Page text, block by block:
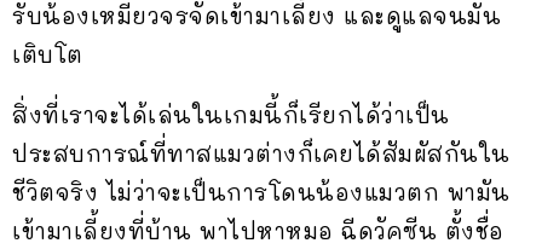
รับน้องเหมียวจรจัดเข้ามาเลี้ยง และดูแลจนมัน
เติบโต
สิ่งที่เราจะได้เล่นในเกมนี้ก็เรียกได้ว่าเป็น
ประสบการณ์ที่ทาสแมวต่างก็เคยได้สัมผัสกันใน
ชีวิตจริง ไม่ว่าจะเป็นการโดนน้องแมวตก พามัน
เข้ามาเลี้ยงที่บ้าน พาไปหาหมอ ฉีดวัคซีน ตั้งชื่อ